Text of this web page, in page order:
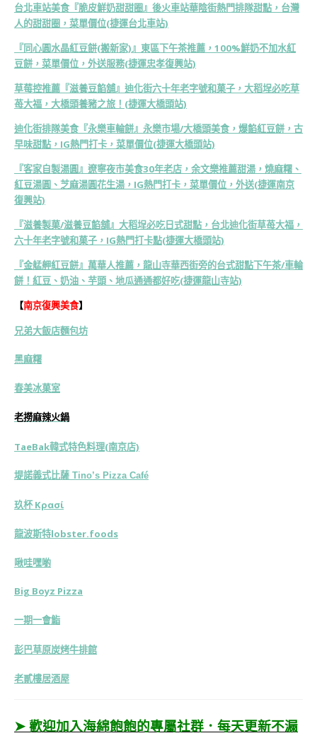
台北車站美食『脆皮鮮奶甜甜圈』後火車站華陰街熱門排隊甜點，台灣
人的甜甜圈，菜單價位(捷運台北車站)
『同心圓水晶紅豆餅(搬新家)』東區下午茶推薦，100%鮮奶不加水紅
豆餅，菜單價位，外送服務(捷運忠孝復興站)
草莓控推薦『滋養豆餡舖』迪化街六十年老字號和菓子，大稻埕必吃草
苺大福，大橋頭養豬之旅！(捷運大橋頭站)
迪化街排隊美食『永樂車輪餅』永樂市場/大橋頭美食，爆餡紅豆餅，古
早味甜點，IG熱門打卡，菜單價位(捷運大橋頭站)
『客家自製湯圓』遼寧夜市美食30年老店，余文樂推薦甜湯，燒麻糬、
紅豆湯圓、芝麻湯圓花生湯，IG熱門打卡，菜單價位，外送(捷運南京
復興站)
『滋養製菓/滋養豆餡舖』大稻埕必吃日式甜點，台北迪化街草苺大福，
六十年老字號和菓子，IG熱門打卡點(捷運大橋頭站)
『金艋舺紅豆餅』萬華人推薦，龍山寺華西街旁的台式甜點下午茶/車輪
餅！紅豆、奶油、芋頭、地瓜通通都好吃(捷運龍山寺站)
【南京復興美食】
兄弟大飯店麵包坊
黑麻糬
春美冰菓室
老撈麻辣火鍋
TaeBak韓式特色料理(南京店)
堤諾義式比薩 Tino’s Pizza Café
玖杯 Κρασί
龍波斯特lobster.foods
啾哇嘿喲
Big Boyz Pizza
一期一會鮨
彭巴草原炭烤牛排館
老貳樓居酒屋
➤ 歡迎加入海綿飽飽的專屬社群．每天更新不漏